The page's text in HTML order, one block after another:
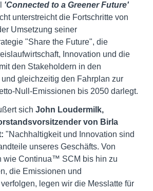
'Connected to a Greener Future'
unterstreicht die Fortschritte von
Umsetzung seiner
"Share the Future", die
Innovation und die
den Stakeholdern in den
gleichzeitig den Fahrplan zur
Null-Emissionen bis 2050 darlegt.
sich John Loudermilk,
von Birla
"Nachhaltigkeit und Innovation sind
unseres Geschäfts. Von
wie Continua™ SCM bis hin zu
die Emissionen und
legen wir die Messlatte für